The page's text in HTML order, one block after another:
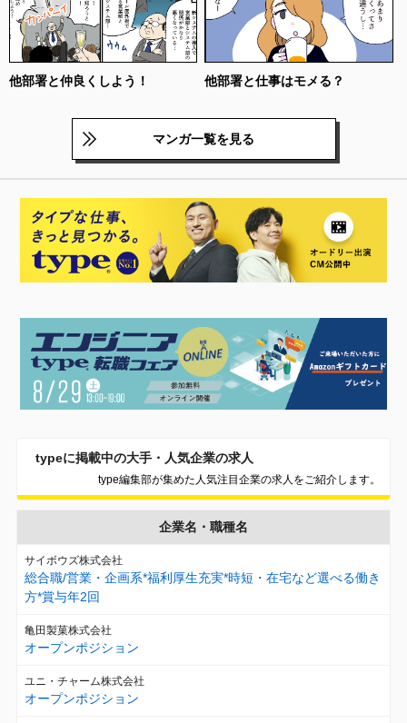
他部署と仲良くしよう！ 他部署と仕事はモメる？
マンガ一覧を見る
typeに掲載中の大手・人気企業の求人
type編集部が集めた人気注目企業の求人をご紹介します。
企業名・職種名
サイボウズ株式会社
総合職/営業・企画系*福利厚生充実*時短・在宅など選べる働き
方*賞与年2回
亀田製菓株式会社
オープンポジション
ユニ・チャーム株式会社
オープンポジション